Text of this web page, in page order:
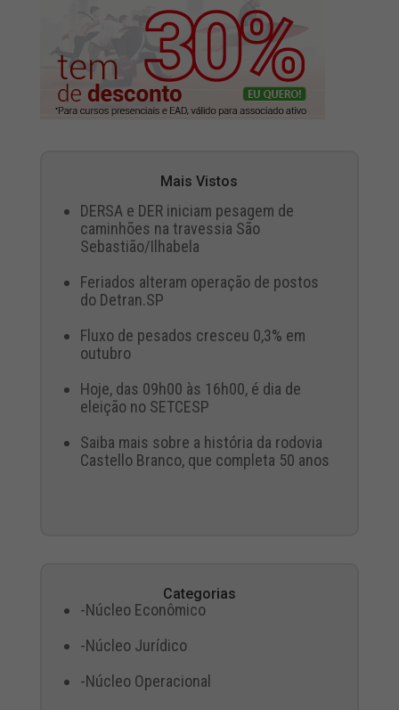
Mais Vistos
DERSA e DER iniciam pesagem de
caminhões na travessia São
Sebastião/Ilhabela
Feriados alteram operação de postos
do Detran.SP
Fluxo de pesados cresceu 0,3% em
outubro
Hoje, das 09h00 às 16h00, é dia de
eleição no SETCESP
Saiba mais sobre a história da rodovia
Castello Branco, que completa 50 anos
Categorias
-Núcleo Econômico
-Núcleo Jurídico
-Núcleo Operacional